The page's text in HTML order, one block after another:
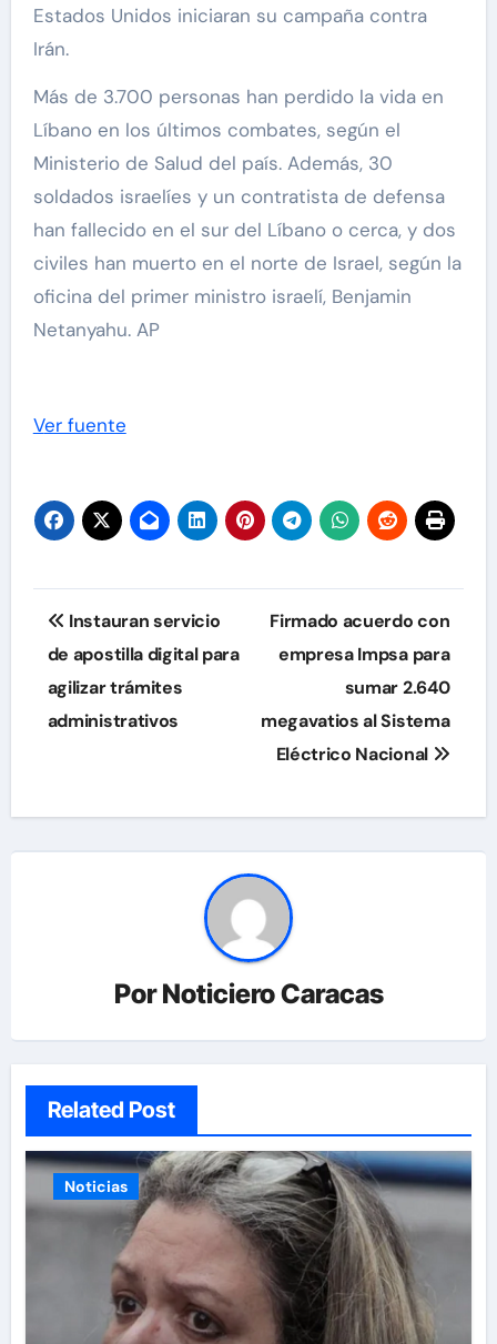
Estados Unidos iniciaran su campaña contra
Irán.
Más de 3.700 personas han perdido la vida en
Líbano en los últimos combates, según el
Ministerio de Salud del país. Además, 30
soldados israelíes y un contratista de defensa
han fallecido en el sur del Líbano o cerca, y dos
civiles han muerto en el norte de Israel, según la
oficina del primer ministro israelí, Benjamin
Netanyahu. AP
Ver fuente
Navegación
de
entradas
Instauran servicio
de apostilla digital para
agilizar trámites
administrativos
Firmado acuerdo con
empresa Impsa para
sumar 2.640
megavatios al Sistema
Eléctrico Nacional
PorNoticiero Caracas
Related Post
Noticias